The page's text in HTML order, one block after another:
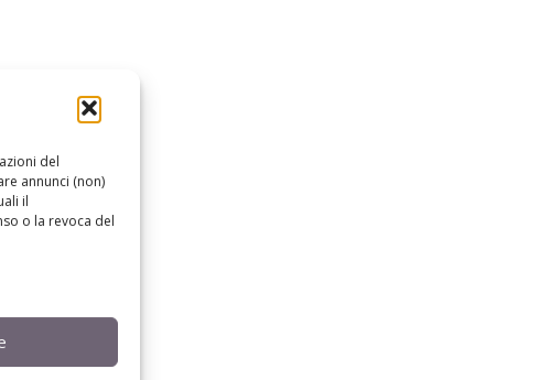
del
annunci (non)
il
o la revoca del